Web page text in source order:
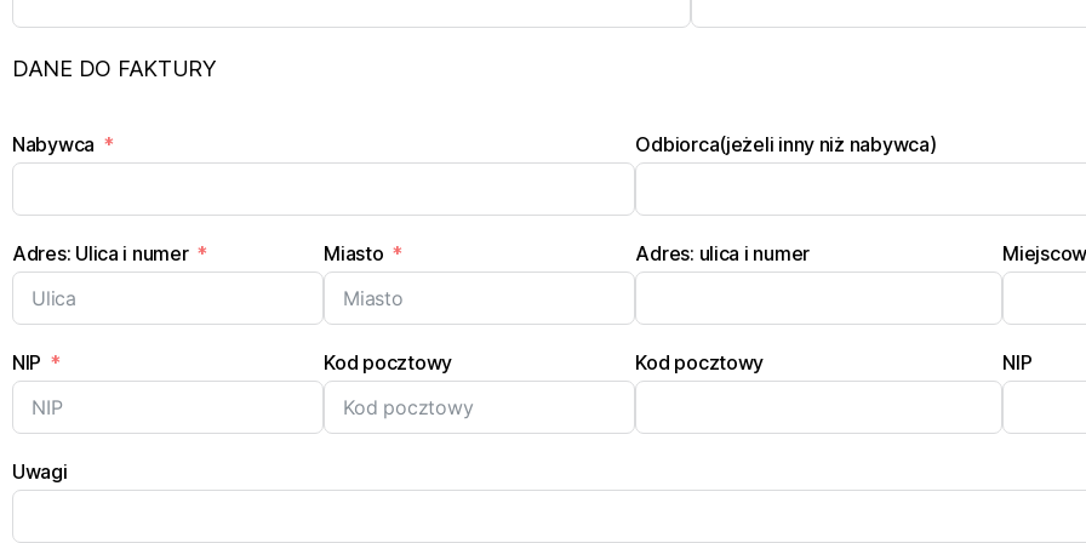
DANE DO FAKTURY
Nabywca
Adres: Ulica i numer Miasto
NIP Kod pocztowy
Odbiorca(jeżeli inny niż nabywca)
Adres: ulica i numer
Kod pocztowy NIP
Uwagi